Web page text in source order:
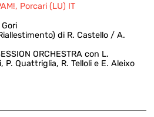
Porcari (LU) IT
Gori
di R. Castello / A.
ORCHESTRA con L.
P. Quattriglia, R. Telloli e E. Aleixo